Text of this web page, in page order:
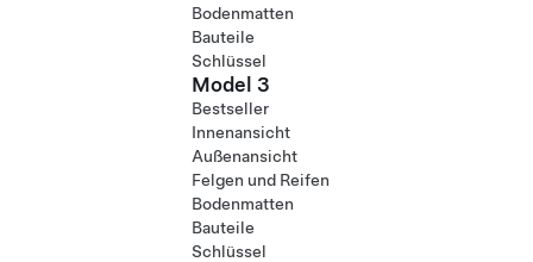
Bodenmatten
Bauteile
Schlüssel
Model 3
Bestseller
Innenansicht
Außenansicht
Felgen und Reifen
Bodenmatten
Bauteile
Schlüssel